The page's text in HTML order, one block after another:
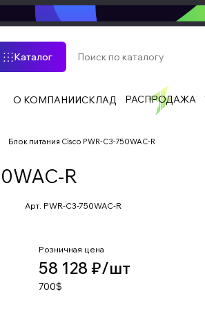
Каталог
О КОМПАНИИСКЛАД РАСПРОДАЖА
Блок питания Cisco PWR-C3-750WAC-R
R
Арт. PWR-C3-750WAC-R
Розничная цена
58 128 ₽/шт
700$